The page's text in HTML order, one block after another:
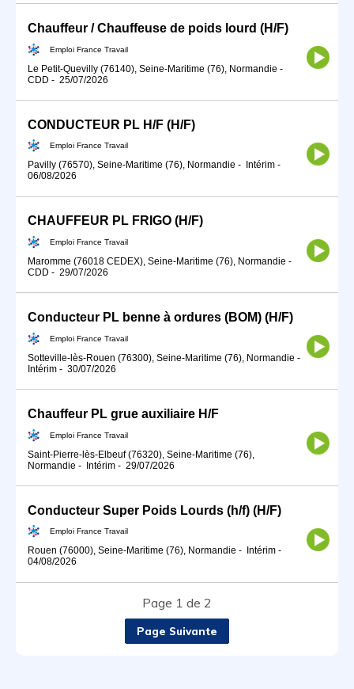
Chauffeur / Chauffeuse de poids lourd (H/F)
Emploi France Travail
Le Petit-Quevilly (76140), Seine-Maritime (76), Normandie -
CDD - 25/07/2026
CONDUCTEUR PL H/F (H/F)
Emploi France Travail
Pavilly (76570), Seine-Maritime (76), Normandie - Intérim -
06/08/2026
CHAUFFEUR PL FRIGO (H/F)
Emploi France Travail
Maromme (76018 CEDEX), Seine-Maritime (76), Normandie -
CDD - 29/07/2026
Conducteur PL benne à ordures (BOM) (H/F)
Emploi France Travail
Sotteville-lès-Rouen (76300), Seine-Maritime (76), Normandie -
Intérim - 30/07/2026
Chauffeur PL grue auxiliaire H/F
Emploi France Travail
Saint-Pierre-lès-Elbeuf (76320), Seine-Maritime (76),
Normandie - Intérim - 29/07/2026
Conducteur Super Poids Lourds (h/f) (H/F)
Emploi France Travail
Rouen (76000), Seine-Maritime (76), Normandie - Intérim -
04/08/2026
Page 1 de 2
Page Suivante